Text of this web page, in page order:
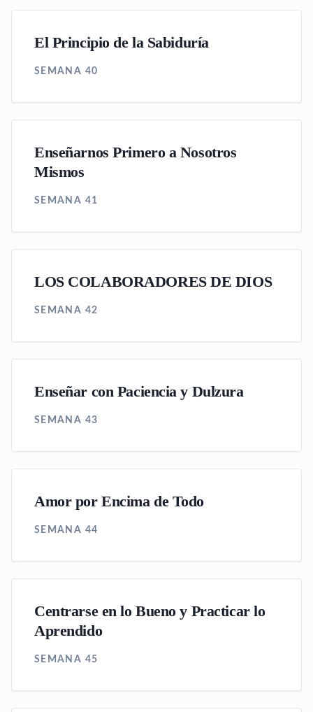
El Principio de la Sabiduría
SEMANA 40
Enseñarnos Primero a Nosotros
Mismos
SEMANA 41
LOS COLABORADORES DE DIOS
SEMANA 42
Enseñar con Paciencia y Dulzura
SEMANA 43
Amor por Encima de Todo
SEMANA 44
Centrarse en lo Bueno y Practicar lo
Aprendido
SEMANA 45